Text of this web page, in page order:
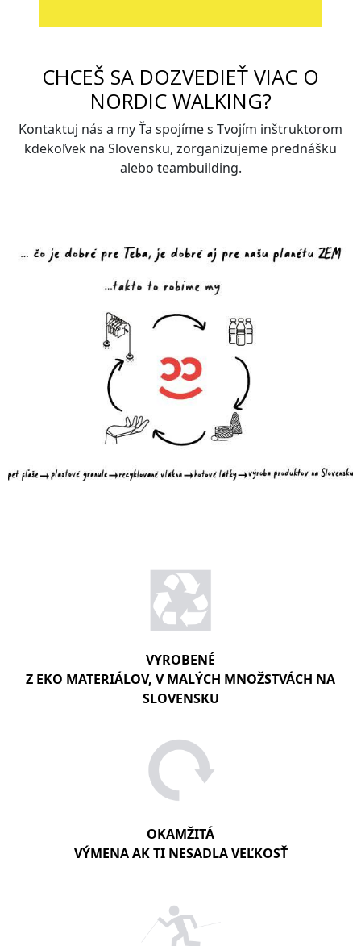
CHCEŠ SA DOZVEDIEŤ VIAC O
NORDIC WALKING?
Kontaktuj nás a my Ťa spojíme s Tvojím inštruktorom
kdekoľvek na Slovensku, zorganizujeme prednášku
alebo teambuilding.
VYROBENÉ
Z EKO MATERIÁLOV, V MALÝCH MNOŽSTVÁCH NA
SLOVENSKU
OKAMŽITÁ
VÝMENA AK TI NESADLA VEĽKOSŤ